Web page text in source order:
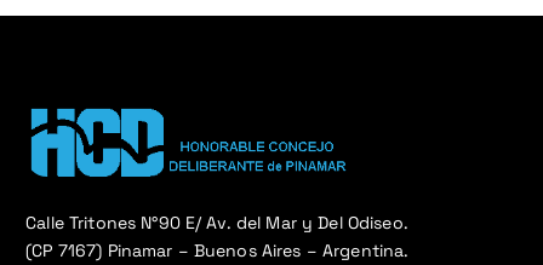
Calle Tritones N°90 E/ Av. del Mar y Del Odiseo.
(CP 7167) Pinamar – Buenos Aires – Argentina.